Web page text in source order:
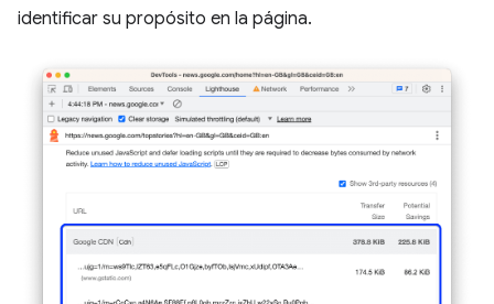
identificar su propósito en la página.